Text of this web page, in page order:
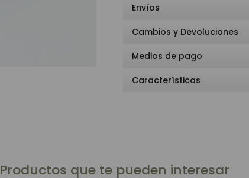
Envíos
Cambios y Devoluciones
Medios de pago
Características
Productos que te pueden interesar